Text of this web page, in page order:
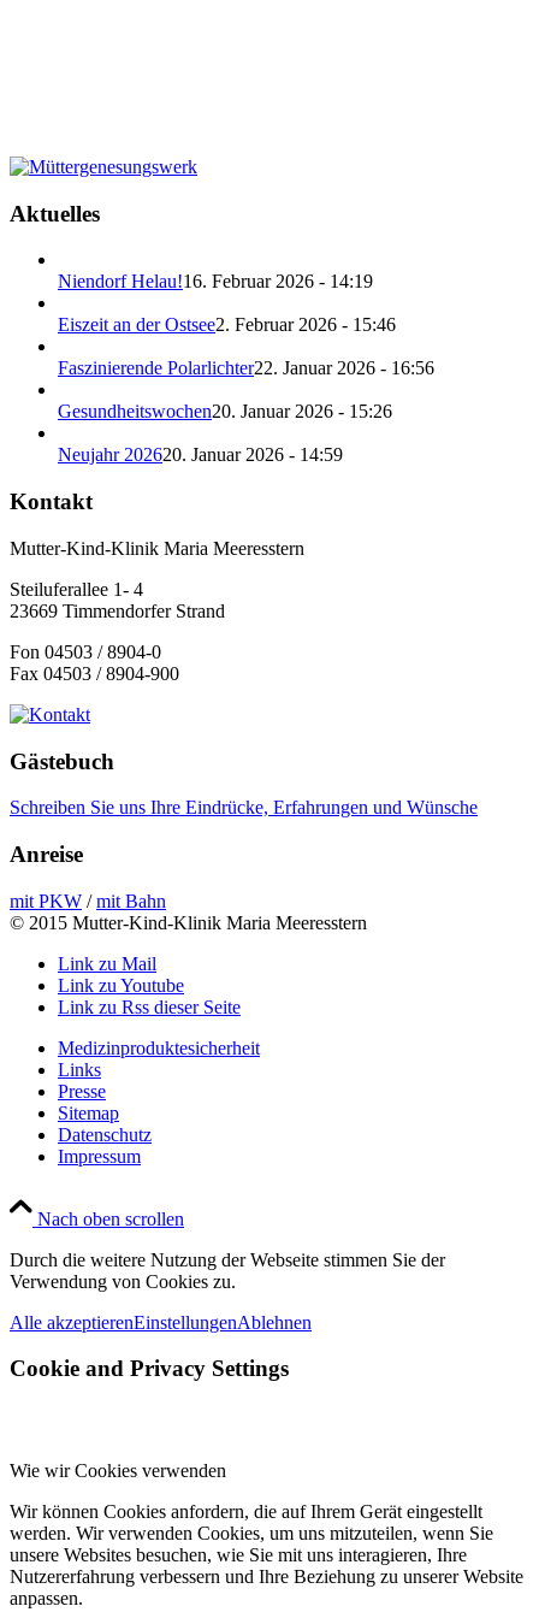
Aktuelles
Niendorf Helau!16. Februar 2026 - 14:19
Eiszeit an der Ostsee2. Februar 2026 - 15:46
Faszinierende Polarlichter22. Januar 2026 - 16:56
Gesundheitswochen20. Januar 2026 - 15:26
Neujahr 202620. Januar 2026 - 14:59
Kontakt
Mutter-Kind-Klinik Maria Meeresstern
Steiluferallee 1- 4
23669 Timmendorfer Strand
Fon 04503 / 8904-0
Fax 04503 / 8904-900
Gästebuch
Schreiben Sie uns Ihre Eindrücke, Erfahrungen und Wünsche
Anreise
mit PKW /mit Bahn
© 2015 Mutter-Kind-Klinik Maria Meeresstern
Link zu Mail
Link zu Youtube
Link zu Rss dieser Seite
Medizinproduktesicherheit
Links
Presse
Sitemap
Datenschutz
Impressum
Nach oben scrollen
Durch die weitere Nutzung der Webseite stimmen Sie der
Verwendung von Cookies zu.
Alle akzeptierenEinstellungenAblehnen
Cookie and Privacy Settings
Wie wir Cookies verwenden
Wir können Cookies anfordern, die auf Ihrem Gerät eingestellt
werden. Wir verwenden Cookies, um uns mitzuteilen, wenn Sie
unsere Websites besuchen, wie Sie mit uns interagieren, Ihre
Nutzererfahrung verbessern und Ihre Beziehung zu unserer Website
anpassen.